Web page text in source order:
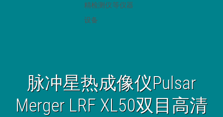
脉冲星热成像仪Pulsar
Merger LRF XL50双目高清